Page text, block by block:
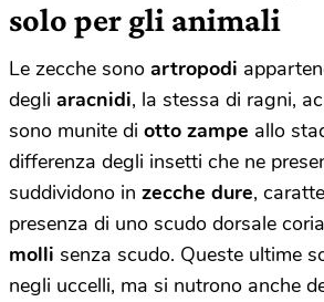
solo per gli animali
Le zecche sono artropodi
degli aracnidi, la stessa di ragni,
sono munite di otto zampe allo
differenza degli insetti che ne
suddividono in zecche dure,
presenza di uno scudo dorsale
molli senza scudo. Queste ultime
negli uccelli, ma si nutrono anche